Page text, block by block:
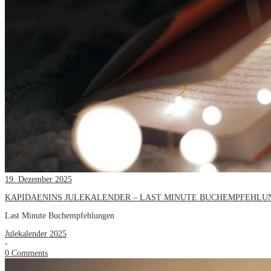
19. Dezember 2025
KAPIDAENINS JULEKALENDER – LAST MINUTE
Last Minute Buchempfehlungen
Julekalender 2025
-
0 Comments